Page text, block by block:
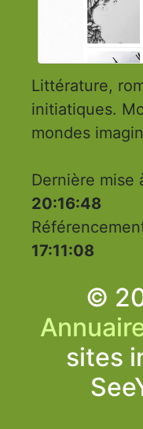
Littérature,
initiatiques.
mondes
Dernière mise
20:16:48
17:11:08
©
sites